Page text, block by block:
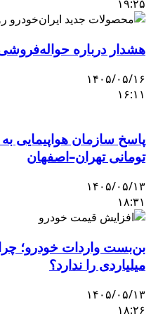
۱۹:۲۵
هشدار درباره
۱۴۰۵/۰۵/۱۶
۱۶:۱۱
تومانی تهران–اصفهان
۱۴۰۵/۰۵/۱۳
۱۸:۳۱
میلیاردی را ندارد؟
۱۴۰۵/۰۵/۱۳
۱۸:۲۶